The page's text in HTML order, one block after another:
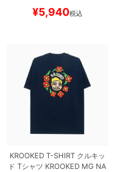
¥5,940税込
KROOKED T-SHIRTクルキッ
ド Tシャツ KROOKED MG NA